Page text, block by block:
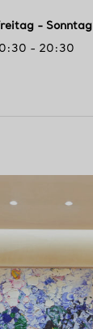
- Sonntag
- 20:30